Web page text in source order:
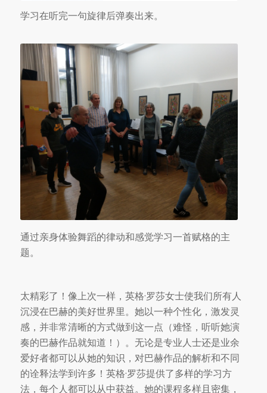
学习在听完一句旋律后弹奏出来。
通过亲身体验舞蹈的律动和感觉学习一首赋格的主
题。
太精彩了！像上次一样，英格·罗莎女士使我们所有人
沉浸在巴赫的美好世界里。她以一种个性化，激发灵
感，并非常清晰的方式做到这一点（难怪，听听她演
奏的巴赫作品就知道！）。无论是专业人士还是业余
爱好者都可以从她的知识，对巴赫作品的解析和不同
的诠释法学到许多！英格·罗莎提供了多样的学习方
法，每个人都可以从中获益。她的课程多样且密集，